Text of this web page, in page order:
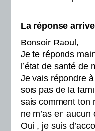
La réponse
Bonsoir Raoul,
Je te réponds
l’état de santé de
Je vais répondre
sois pas de la
sais comment ton
ne m’as en
Oui , je suis